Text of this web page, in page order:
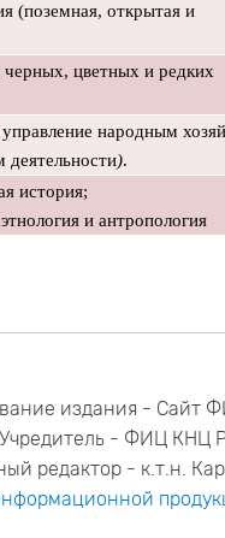
(поземная, открытая и
цветных и редких
народным
деятельности).
история;
и антропология
издания - Сайт
Учредитель - ФИЦ КНЦ
редактор - к.т.н.